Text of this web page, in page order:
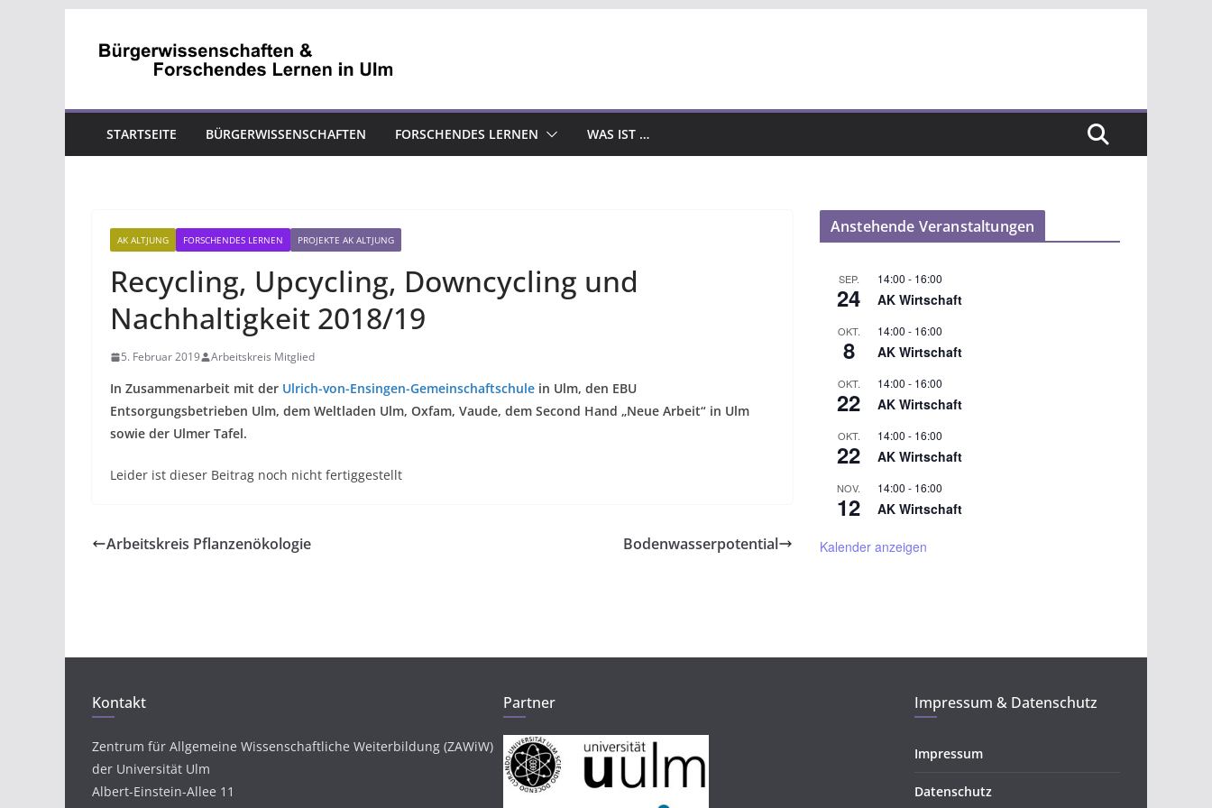
Inhalt
STARTSEITE BÜRGERWISSENSCHAFTEN FORSCHENDES LERNEN WAS IST …
AK ALTJUNG FORSCHENDES LERNEN PROJEKTE AK ALTJUNG
Recycling, Upcycling, Downcycling und
Nachhaltigkeit 2018/19
5. Februar 2019 Arbeitskreis Mitglied
In Zusammenarbeit mit der Ulrich-von-Ensingen-Gemeinschaftschule in Ulm, den EBU
Entsorgungsbetrieben Ulm, dem Weltladen Ulm, Oxfam, Vaude, dem Second Hand „Neue Arbeit“ in Ulm
sowie der Ulmer Tafel.
Leider ist dieser Beitrag noch nicht fertiggestellt
Arbeitskreis Pflanzenökologie Bodenwasserpotential
Anstehende Veranstaltungen
SEP.
24
14:00 - 16:00
AK Wirtschaft
OKT.
8
14:00 - 16:00
AK Wirtschaft
OKT.
22
14:00 - 16:00
AK Wirtschaft
OKT.
22
14:00 - 16:00
AK Wirtschaft
NOV.
12
14:00 - 16:00
AK Wirtschaft
Kalender anzeigen
Kontakt
Zentrum für Allgemeine Wissenschaftliche Weiterbildung (ZAWiW)
der Universität Ulm
Albert-Einstein-Allee 11
Partner Impressum & Datenschutz
Impressum
Datenschutz